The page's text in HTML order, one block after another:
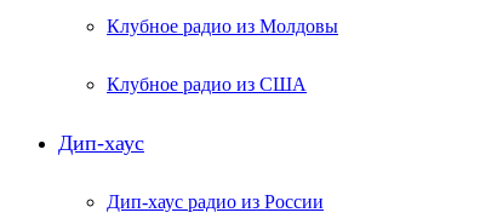
Клубное радио из Молдовы
Клубное радио из США
Дип-хаус
Дип-хаус радио из России